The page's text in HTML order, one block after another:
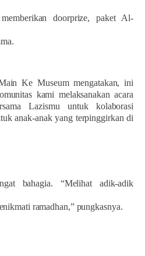
doorprize, paket Al-
Ke Museum mengatakan, ini
kami melaksanakan acara
Lazismu untuk kolaborasi
anak-anak yang terpinggirkan di
bahagia. “Melihat adik-adik
ramadhan,” pungkasnya.